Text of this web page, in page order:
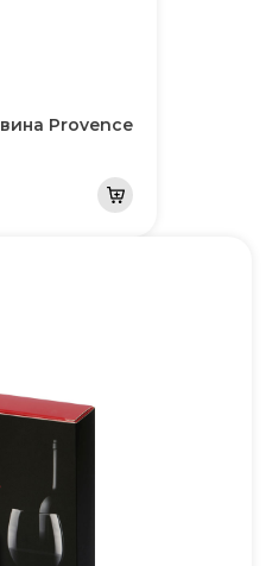
Provence